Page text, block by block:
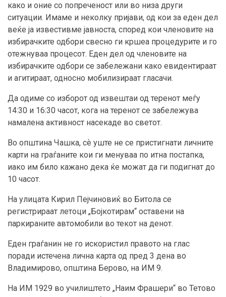
како и оние со попреченост или во низа други
ситуации. Имаме и неколку пријави, од кои за еден дел
веќе ја известивме јавноста, според кои членовите на
избирачките одбори свесно ги кршеа процедурите и го
отежнуваа процесот. Еден дел од членовите на
избирачките одбори се забележани како евидентираат
и агитираат, односно мобилизираат гласачи.
Да одиме со изборот од извештаи од теренот меѓу
14:30 и 16:30 часот, кога на теренот се забележува
намалена активност насекаде во светот.
Во општина Чашка, сѐ уште не се пристигнати личните
карти на граѓаните кои ги менуваа по итна постапка,
иако им било кажано дека ќе можат да ги подигнат до
10 часот.
На улицата Кирил Пејчиновиќ во Битола се
регистрираат летоци „Бојкотирам“ оставени на
паркираните автомобили во текот на денот.
Еден граѓанин не го искористил правото на глас
поради истечена лична карта од пред 3 дена во
Владимирово, општина Берово, на ИМ 9.
На ИМ 1929 во училиштето „Наим Фрашери“ во Тетово